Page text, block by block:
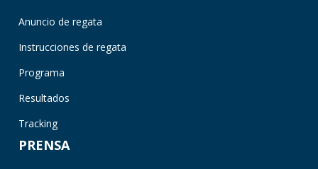
Anuncio de regata
Instrucciones de regata
Programa
Resultados
Tracking
PRENSA